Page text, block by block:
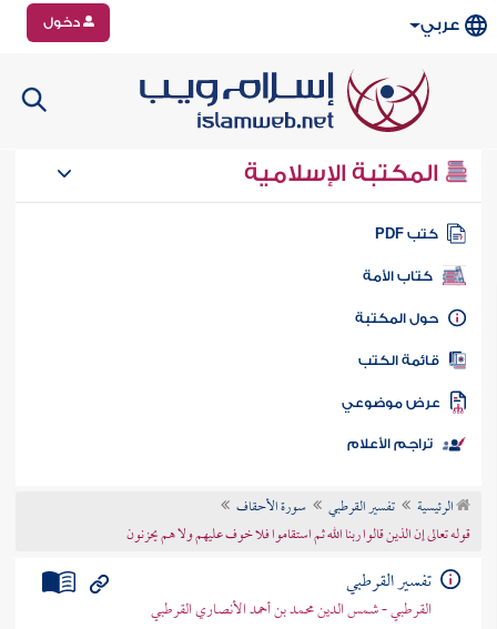
عربي دخول
المكتبة الإسلامية
كتب PDF
كتاب الأمة
المكتبة
الكتب
موضوعي
تراجم الأعلام
الرئيسية تفسير القرطبي
سورة الأحقاف
قوله تعالى إن الذين قالوا ربنا الله ثم استقاموا فلا خوف عليهم ولا هم يحزنون
تفسير القرطبي
القرطبي - شمس الدين محمد بن أحمد الأنصاري القرطبي